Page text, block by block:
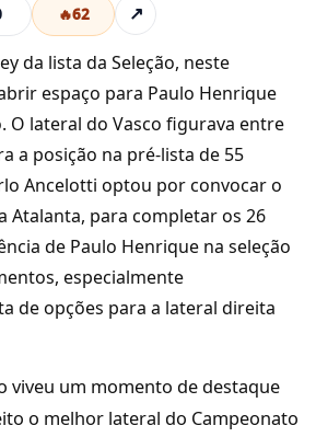
🔥62 ↗
da lista da Seleção, neste
espaço para Paulo Henrique
O lateral do Vasco figurava entre
a posição na pré-lista de 55
Ancelotti optou por convocar o
Atalanta, para completar os 26
de Paulo Henrique na seleção
especialmente
de opções para a lateral direita
viveu um momento de destaque
o melhor lateral do Campeonato